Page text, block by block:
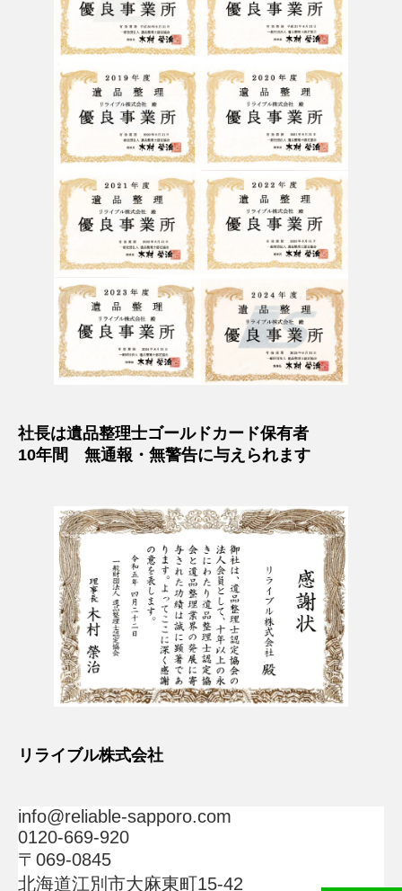
社長は遺品整理士ゴールドカード保有者
10年間 無通報・無警告に与えられます
リライブル株式会社
info@reliable-sapporo.com
0120-669-920
〒069-0845
北海道江別市大麻東町15-42